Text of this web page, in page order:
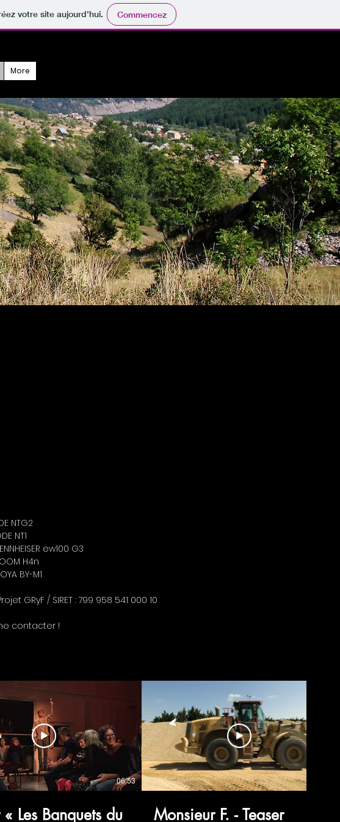
votre site aujourd'hui. Commencez
More
NTG2
NT1
ew100 G3
H4n
BY-M1
GRyF / SIRET : 799 958 541 000 10
contacter !
06:53
« Les Banquets du Monsieur F. - Teaser